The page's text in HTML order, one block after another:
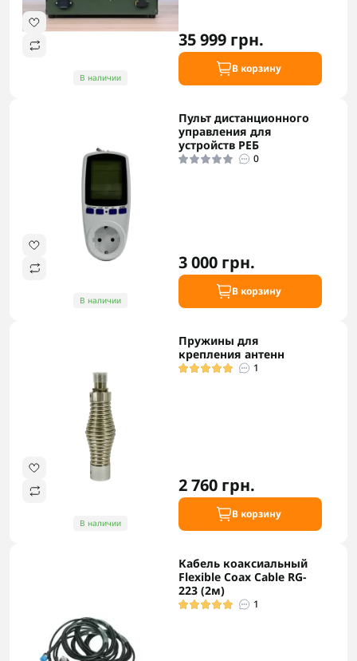
В наличии
35 999 грн.
В корзину
В наличии
Пульт дистанционного
управления для
устройств РЕБ
0
3 000 грн.
В корзину
В наличии
Пружины для
крепления антенн
1
2 760 грн.
В корзину
Кабель коаксиальный
Flexible Coax Cable RG-
223 (2м)
1